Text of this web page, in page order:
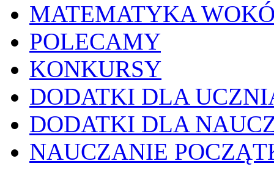
MATEMATYKA
POLECAMY
KONKURSY
DODATKI DLA
DODATKI DLA
NAUCZANIE